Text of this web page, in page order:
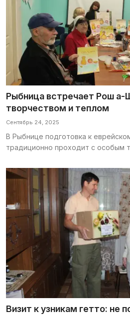
Рыбница встречает Рош а-
творчеством и теплом
Сентябрь 24, 2025
В Рыбнице подготовка к
традиционно проходит с особым
Визит к узникам гетто: не